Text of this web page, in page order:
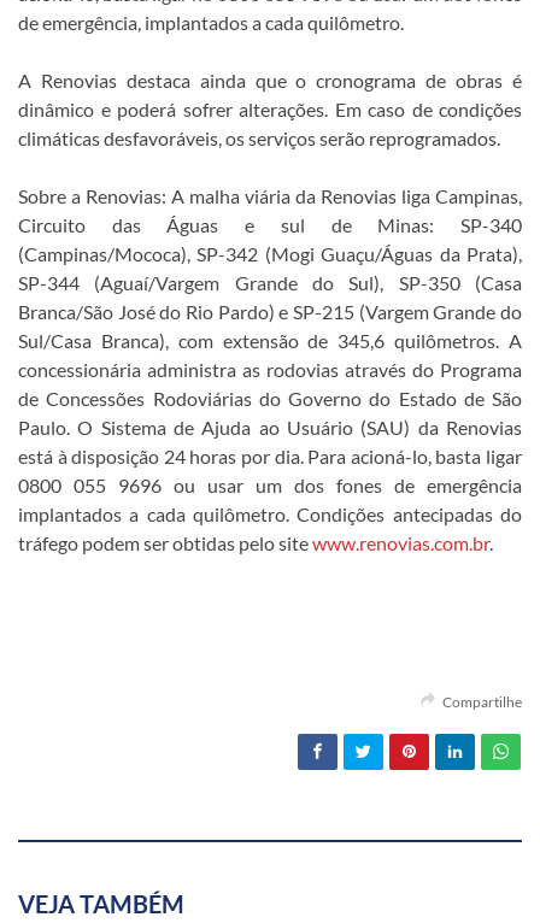
de emergência, implantados a cada quilômetro.
A Renovias destaca ainda que o cronograma de obras é
dinâmico e poderá sofrer alterações. Em caso de condições
climáticas desfavoráveis, os serviços serão reprogramados.
Sobre a Renovias: A malha viária da Renovias liga Campinas,
Circuito das Águas e sul de Minas: SP-340
(Campinas/Mococa), SP-342 (Mogi Guaçu/Águas da Prata),
SP-344 (Aguaí/Vargem Grande do Sul), SP-350 (Casa
Branca/São José do Rio Pardo) e SP-215 (Vargem Grande do
Sul/Casa Branca), com extensão de 345,6 quilômetros. A
concessionária administra as rodovias através do Programa
de Concessões Rodoviárias do Governo do Estado de São
Paulo. O Sistema de Ajuda ao Usuário (SAU) da Renovias
está à disposição 24 horas por dia. Para acioná-lo, basta ligar
0800 055 9696 ou usar um dos fones de emergência
implantados a cada quilômetro. Condições antecipadas do
tráfego podem ser obtidas pelo sitewww.renovias.com.br.
Compartilhe
VEJA TAMBÉM